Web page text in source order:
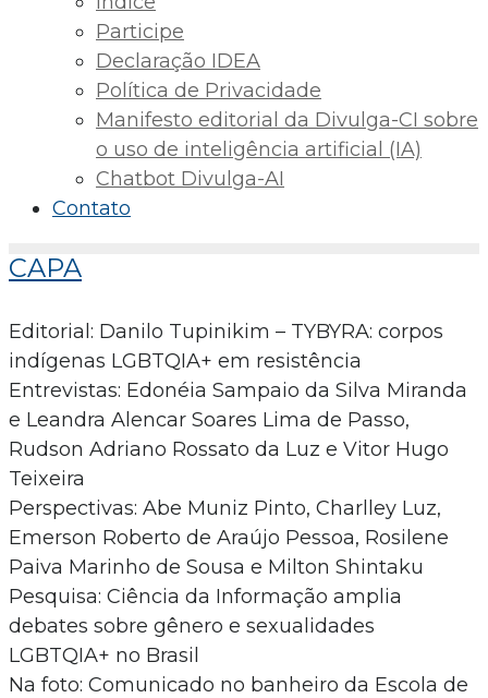
Participe
Declaração IDEA
Política de Privacidade
Manifesto editorial da Divulga-CI sobre
o uso de inteligência artificial (IA)
Chatbot Divulga-AI
Contato
CAPA
Editorial: Danilo Tupinikim – TYBYRA: corpos
indígenas LGBTQIA+ em resistência
Entrevistas: Edonéia Sampaio da Silva Miranda
e Leandra Alencar Soares Lima de Passo,
Rudson Adriano Rossato da Luz e Vitor Hugo
Teixeira
Perspectivas: Abe Muniz Pinto, Charlley Luz,
Emerson Roberto de Araújo Pessoa, Rosilene
Paiva Marinho de Sousa e Milton Shintaku
Pesquisa: Ciência da Informação amplia
debates sobre gênero e sexualidades
LGBTQIA+ no Brasil
Na foto: Comunicado no banheiro da Escola de